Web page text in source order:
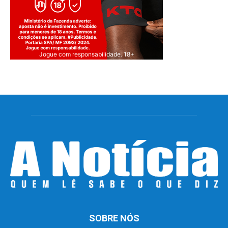
Parceria entre Prefeitura e Governo
Federal
A implantação da ETE Carneirinhos teve início com
Novo PAC e do compromisso da administração
municipal em finalizar o empreendimento.
do PAC e R$ 7,2 milhões de recursos próprios do
Jogue com responsabilidade. 18+
SOBRE NÓS